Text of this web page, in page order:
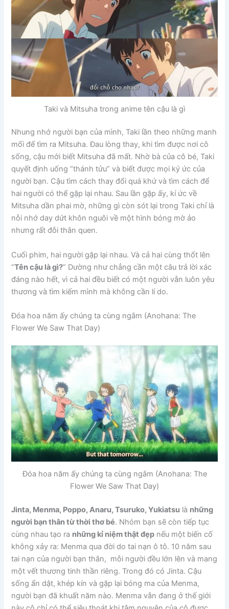
Taki và Mitsuha trong anime tên cậu là gì
Nhung nhớ người bạn của mình, Taki lần theo những manh
mối để tìm ra Mitsuha. Đau lòng thay, khi tìm được nơi cô
sống, cậu mới biết Mitsuha đã mất. Nhờ bà của cô bé, Taki
quyết định uống “thánh tửu” và biết được mọi ký ức của
người bạn. Cậu tìm cách thay đổi quá khứ và tìm cách để
hai người có thể gặp lại nhau. Sau lần gặp ấy, kí ức về
Mitsuha dần phai mờ, những gì còn sót lại trong Taki chỉ là
nỗi nhớ day dứt khôn nguôi về một hình bóng mờ ảo
nhưng rất đỗi thân quen.
Cuối phim, hai người gặp lại nhau. Và cả hai cùng thốt lên
“Tên cậu là gì?” Dường như chẳng cần một câu trả lời xác
đáng nào hết, vì cả hai đều biết có một người vẫn luôn yêu
thương và tìm kiếm mình mà không cần lí do.
Đóa hoa năm ấy chúng ta cùng ngắm (Anohana: The
Flower We Saw That Day)
Đóa hoa năm ấy chúng ta cùng ngắm (Anohana: The
Flower We Saw That Day)
Jinta, Menma, Poppo, Anaru, Tsuruko, Yukiatsu là những
người bạn thân từ thời thơ bé. Nhóm bạn sẽ còn tiếp tục
cùng nhau tạo ra những kỉ niệm thật đẹp nếu một biến cố
không xảy ra: Menma qua đời do tai nạn ô tô. 10 năm sau
tai nạn của người bạn thân, mỗi người đều lớn lên và mang
một vết thương tinh thần riêng. Trong đó có Jinta. Cậu
sống ẩn dật, khép kín và gặp lại bóng ma của Menma,
người bạn đã khuất năm nào. Menma vẫn đang ở thế giới